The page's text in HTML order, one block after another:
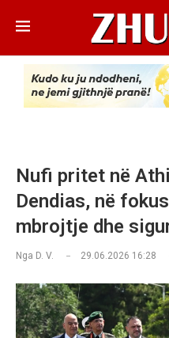
Nufi pritet në
Dendias, në
mbrojtje dhe
Nga D. V. 29.06.2026 16:28